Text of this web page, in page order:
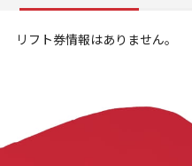
リフト券情報はありません。